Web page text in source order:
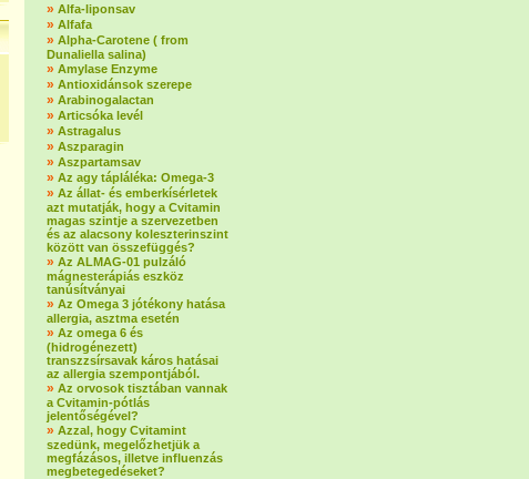
» Alfa-liponsav
» Alfafa
» Alpha-Carotene ( from
Dunaliella salina)
» Amylase Enzyme
» Antioxidánsok szerepe
» Arabinogalactan
» Articsóka levél
» Astragalus
» Aszparagin
» Aszpartamsav
» Az agy tápláléka: Omega-3
» Az állat- és emberkísérletek
azt mutatják, hogy a Cvitamin
magas szintje a szervezetben
és az alacsony koleszterinszint
között van összefüggés?
» Az ALMAG-01 pulzáló
mágnesterápiás eszköz
tanúsítványai
» Az Omega 3 jótékony hatása
allergia, asztma esetén
» Az omega 6 és
(hidrogénezett)
transzzsírsavak káros hatásai
az allergia szempontjából.
» Az orvosok tisztában vannak
a Cvitamin-pótlás
jelentőségével?
» Azzal, hogy Cvitamint
szedünk, megelőzhetjük a
megfázásos, illetve influenzás
megbetegedéseket?